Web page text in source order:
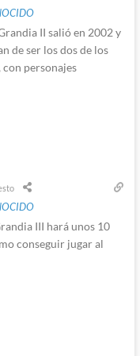
II salió en 2002 y
de ser los dos de los
con personajes
III hará unos 10
conseguir jugar al